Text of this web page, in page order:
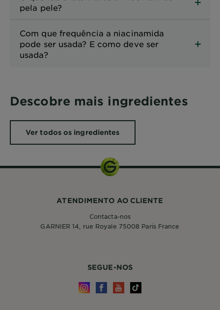
pela pele?
Com que frequência a niacinamida
pode ser usada? E como deve ser
usada?
Descobre mais ingredientes
Ver todos os ingredientes
SEGUE-NOS
ATENDIMENTO AO CLIENTE
Contacta-nos
GARNIER 14, rue Royale 75008 Paris France